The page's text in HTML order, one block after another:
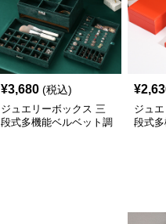
¥3,680 (税込)
ジュエリーボックス 三
段式多機能ベルベット調
¥
ジュ
段式多